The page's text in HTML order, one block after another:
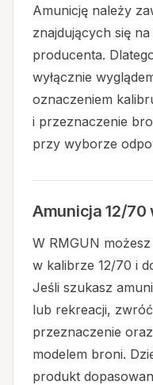
Amunicję należy
znajdujących się
producenta.
wyłącznie
oznaczeniem
i przeznaczenie
przy wyborze
Amunicja 12/70
W RMGUN
w kalibrze 12/70 i
Jeśli szukasz
lub rekreacji,
przeznaczenie
modelem broni.
produkt